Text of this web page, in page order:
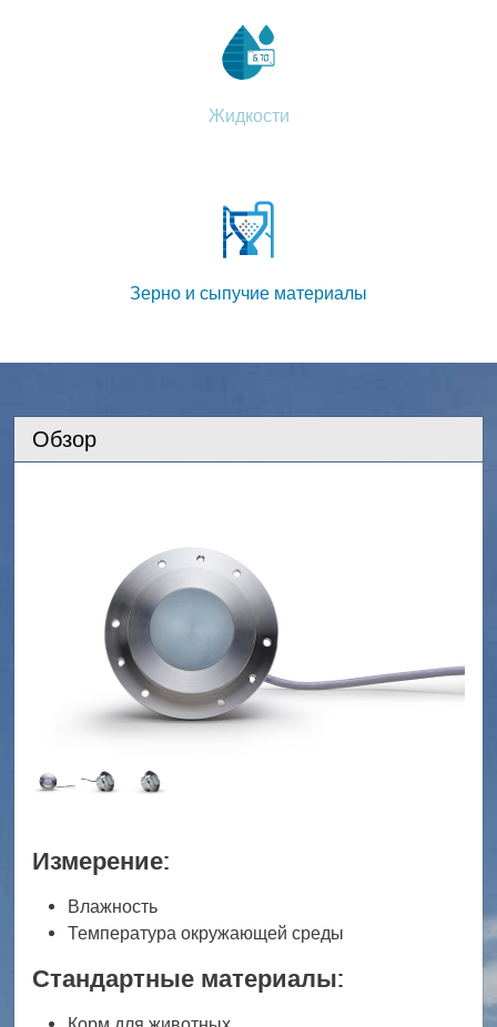
Жидкости
Зерно и сыпучие материалы
Обзор
Измерение:
Влажность
Температура окружающей среды
Стандартные материалы: